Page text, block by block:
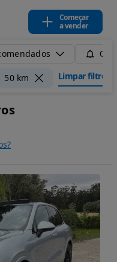
Começar
a vender
50 km Limpar filtros